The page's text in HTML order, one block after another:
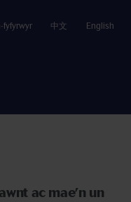
fyfyrwyr 中文 English
ac mae’n un